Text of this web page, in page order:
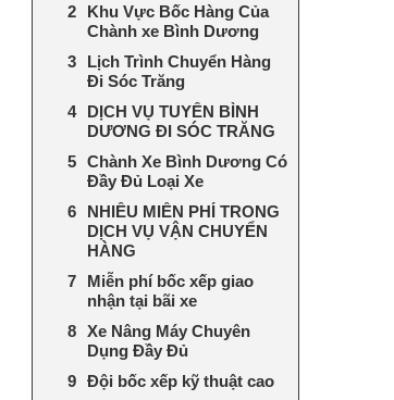
Khu Vực Bốc Hàng Của
Chành xe Bình Dương
Lịch Trình Chuyển Hàng
Đi Sóc Trăng
DỊCH VỤ TUYẾN BÌNH
DƯƠNG ĐI SÓC TRĂNG
Chành Xe Bình Dương Có
Đầy Đủ Loại Xe
NHIỀU MIỄN PHÍ TRONG
DỊCH VỤ VẬN CHUYỂN
HÀNG
Miễn phí bốc xếp giao
nhận tại bãi xe
Xe Nâng Máy Chuyên
Dụng Đầy Đủ
Đội bốc xếp kỹ thuật cao